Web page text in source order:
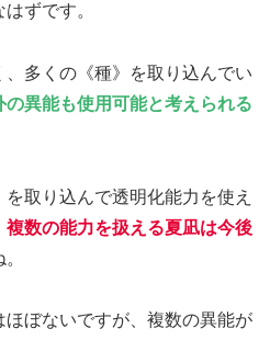
はずです。
多くの《種》を取り込んでい
の異能も使用可能と考えられる
取り込んで透明化能力を使え
複数の能力を扱える夏凪は今後
ほぼないですが、複数の異能が